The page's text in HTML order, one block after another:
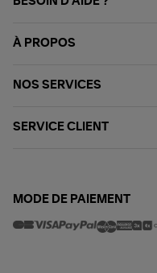
À PROPOS
NOS SERVICES
SERVICE CLIENT
MODE DE PAIEMENT